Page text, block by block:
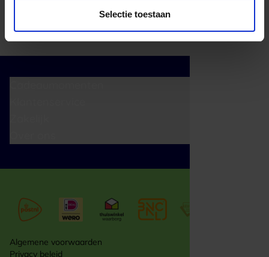
Selectie toestaan
Algemene voorwaarden
Privacy beleid